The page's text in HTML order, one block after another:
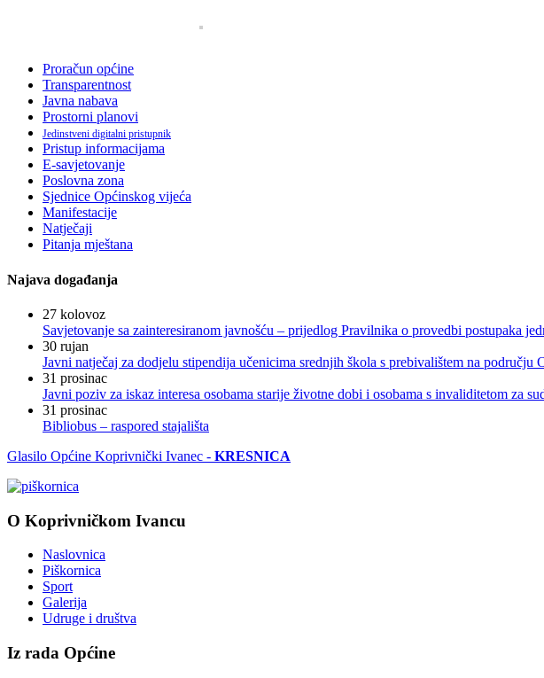
Proračun općine
Transparentnost
Javna nabava
Prostorni planovi
Jedinstveni digitalni pristupnik
Pristup informacijama
E-savjetovanje
Poslovna zona
Sjednice Općinskog vijeća
Manifestacije
Natječaji
Pitanja mještana
Najava događanja
27 kolovoz
Savjetovanje sa zainteresiranom javnošću – prijedlog Pravilnika o provedbi postupaka
30 rujan
Javni natječaj za dodjelu stipendija učenicima srednjih škola s prebivalištem na
31 prosinac
Javni poziv za iskaz interesa osobama starije životne dobi i osobama s invaliditetom za
31 prosinac
Bibliobus – raspored stajališta
Glasilo Općine Koprivnički Ivanec - KRESNICA
O Koprivničkom Ivancu
Naslovnica
Piškornica
Sport
Galerija
Udruge i društva
Iz rada Općine